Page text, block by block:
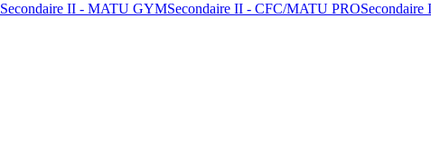
Secondaire II - MATU GYMSecondaire II - CFC/MATU PRO